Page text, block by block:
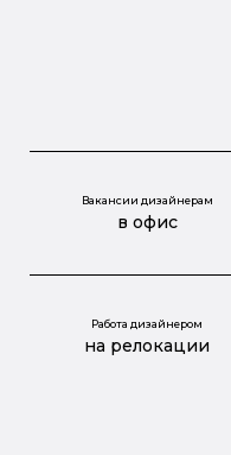
Вакансии дизайнерам
в офис
Работа дизайнером
на релокации